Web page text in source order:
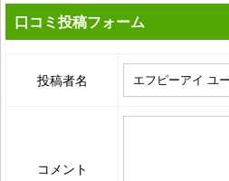
口コミ投稿フォーム
投稿者名
コメント